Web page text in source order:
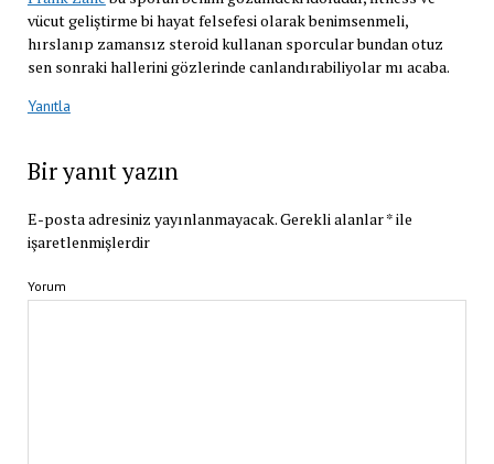
vücut geliştirme bi hayat felsefesi olarak benimsenmeli,
hırslanıp zamansız steroid kullanan sporcular bundan otuz
sen sonraki hallerini gözlerinde canlandırabiliyolar mı acaba.
Yanıtla
Bir yanıt yazın
E-posta adresiniz yayınlanmayacak.Gerekli alanlar*ile
işaretlenmişlerdir
Yorum